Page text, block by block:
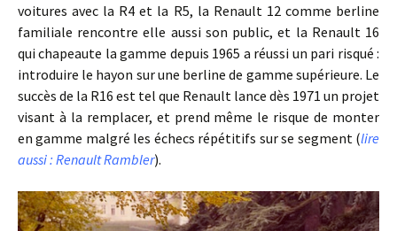
voitures avec la R4 et la R5, la Renault 12 comme berline
familiale rencontre elle aussi son public, et la Renault 16
qui chapeaute la gamme depuis 1965 a réussi un pari risqué :
introduire le hayon sur une berline de gamme supérieure. Le
succès de la R16 est tel que Renault lance dès 1971 un projet
visant à la remplacer, et prend même le risque de monter
en gamme malgré les échecs répétitifs sur se segment (lire
aussi : Renault Rambler).